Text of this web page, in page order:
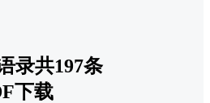
录共197条
下载